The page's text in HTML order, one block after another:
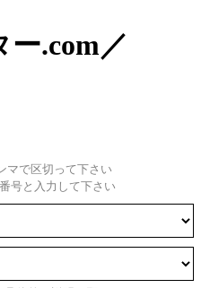
ー.com／
マで区切って下さい
号と入力して下さい